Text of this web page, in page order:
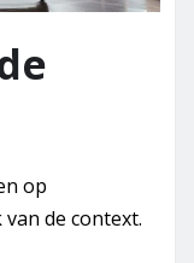
op
de context.